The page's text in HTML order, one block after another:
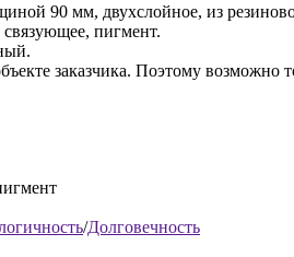
90 мм, двухслойное, из
пигмент.
заказчика. Поэтому
/Долговечность